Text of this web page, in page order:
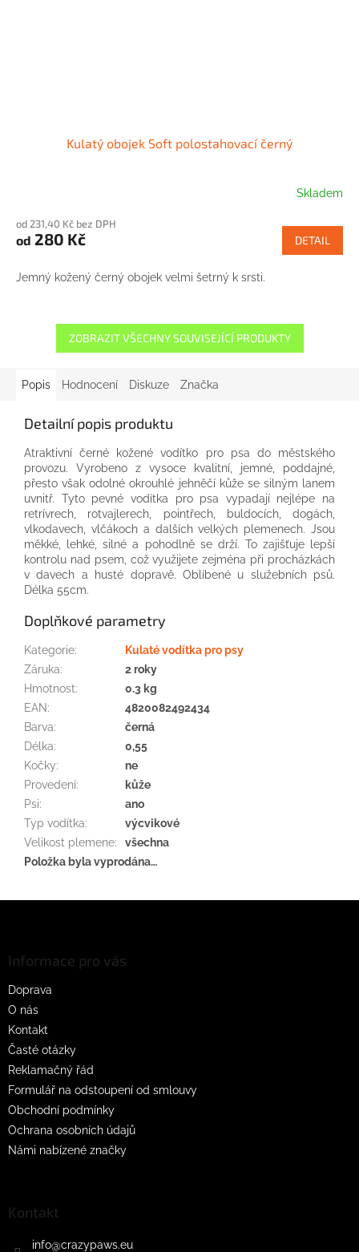
Kulatý obojek Soft polostahovací černý
Skladem
od 231,40 Kč bez DPH
od 280 Kč DETAIL
Jemný kožený černý obojek velmi šetrný k srsti.
ZOBRAZIT VŠECHNY SOUVISEJÍCÍ PRODUKTY
Popis Hodnocení Diskuze Značka
Detailní popis produktu
Atraktivní černé kožené vodítko pro psa do
městského
provozu. Vyrobeno z vysoce kvalitní jemné poddajné
přesto však odolné okrouhlé jehněčí kůže se silným
lanem
uvnitř.
Tyto pevné vodítka pro psa vypadají nejlépe
na
retrívrech,
rotvajlerech pointřech, buldocích, dogách
vlkodavech
vlčákoch a dalších velkých plemenech. Jsou
měkké,
lehké , silné a pohodlně se drží. To zajišťuje
lepší
kontrolu nad psem, což využijete zejména při procházkách
v davech a husté dopravě. Oblíbené u služebních psů.
Délka 55cm.
Doplňkové parametry
Kategorie:
Kulaté vodítka pro psy
Záruka:
2 roky
Hmotnost:
0.3 kg
EAN:
4820082492434
Barva:
černá
Délka:
0,55
Kočky:
ne
Provedení:
kůže
Psi:
ano
Typ vodítka:
výcvikové
Velikost plemene:
všechna
Položka byla vyprodána…
Informace pro vás
Doprava
O nás
Kontakt
Časté otázky
Reklamačný řád
Formulář na odstoupení od smlouvy
Obchodní podmínky
Ochrana osobních údajů
Námi nabízené značky
Kontakt
info@crazypaws.eu